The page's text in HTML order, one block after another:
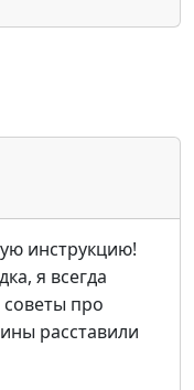
инструкцию!
я всегда
про
расставили